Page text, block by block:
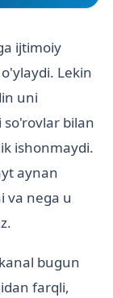
ijtimoiy
Lekin
uni
bilan
ishonmaydi.
aynan
va nega u
bugun
farqli,